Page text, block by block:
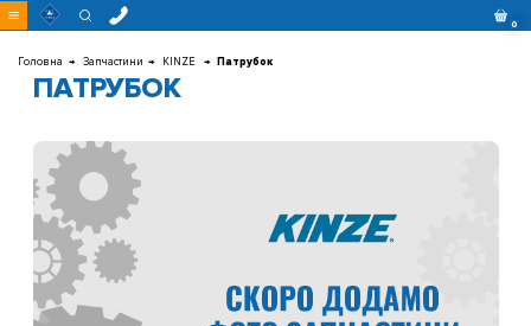
Перейти
до 0
Головна Запчастини KINZE Патрубок
ПАТРУБОК